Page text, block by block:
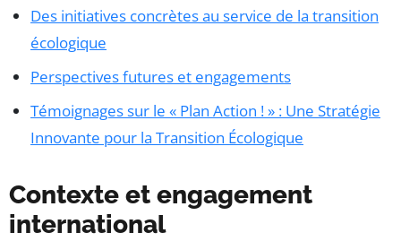
Des initiatives concrètes au service de la transition
écologique
Perspectives futures et engagements
Témoignages sur le « Plan Action ! » : Une Stratégie
Innovante pour la Transition Écologique
Contexte et engagement
international